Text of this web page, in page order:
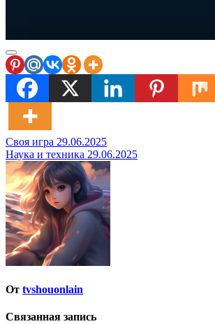
Навигация
по
записям
Своя игра 29.06.2025
Наука и техника 29.06.2025
От tvshouonlain
Связанная запись